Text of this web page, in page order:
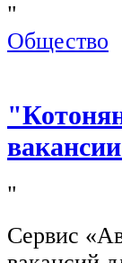
"
Общество
"
Сервис